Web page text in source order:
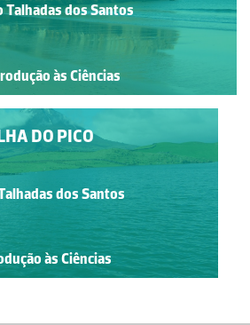
Talhadas dos Santos
às Ciências
DO PICO
dos Santos
às Ciências